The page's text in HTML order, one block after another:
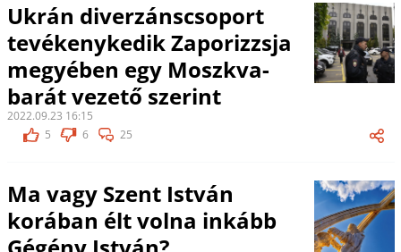
Ukrán diverzánscsoport
tevékenykedik Zaporizzsja
megyében egy Moszkva-
barát vezető szerint
2022.09.23 16:15
5
6 25
Ma vagy Szent István
korában élt volna inkább